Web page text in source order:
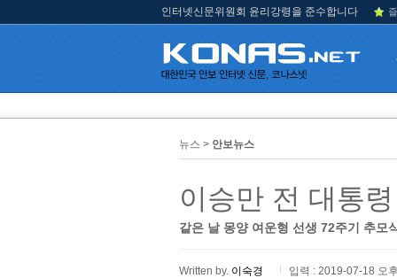
인터넷신문위원회 윤리강령을 준수합니다
뉴스 > 안보뉴스
이승만 전 대통
같은 날 몽양 여운형 선생 72주기 추모
Written by. 이숙경
입력 : 2019-07-18 오